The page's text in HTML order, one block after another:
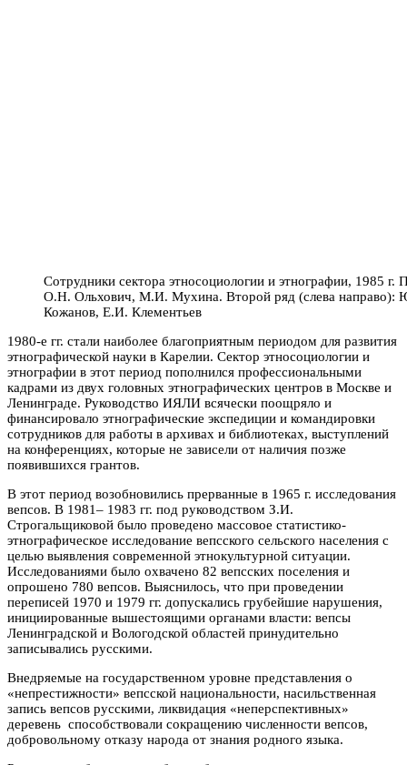
Сотрудники сектора этносоциологии и этнографии, 1985
О.Н. Ольхович, М.И. Мухина. Второй ряд (слева
Кожанов, Е.И. Клементьев
1980-е гг. стали наиболее благоприятным периодом для развития
этнографической науки в Карелии. Сектор этносоциологии и
этнографии в этот период пополнился профессиональными
кадрами из двух головных этнографических центров в Москве и
Ленинграде. Руководство ИЯЛИ всячески поощряло и
финансировало этнографические экспедиции и командировки
сотрудников для работы в архивах и библиотеках, выступлений
на конференциях, которые не зависели от наличия позже
появившихся грантов.
В этот период возобновились прерванные в 1965 г. исследования
вепсов. В 1981– 1983 гг. под руководством З.И.
Строгальщиковой было проведено массовое статистико-
этнографическое исследование вепсского сельского населения с
целью выявления современной этнокультурной ситуации.
Исследованиями было охвачено 82 вепсских поселения и
опрошено 780 вепсов. Выяснилось, что при проведении
переписей 1970 и 1979 гг. допускались грубейшие нарушения,
инициированные вышестоящими органами власти: вепсы
Ленинградской и Вологодской областей принудительно
записывались русскими.
Внедряемые на государственном уровне представления о
«непрестижности» вепсской национальности, насильственная
запись вепсов русскими, ликвидация «неперспективных»
деревень способствовали сокращению численности вепсов,
добровольному отказу народа от знания родного языка.